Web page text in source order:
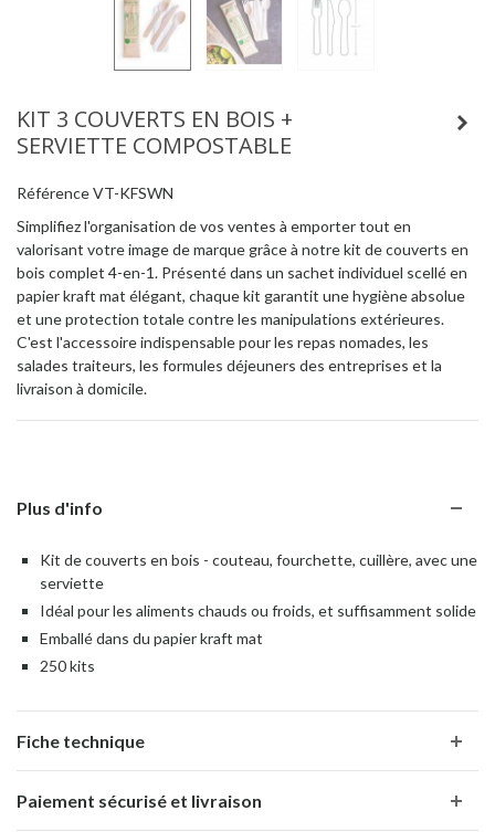
KIT 3 COUVERTS EN BOIS +
SERVIETTE COMPOSTABLE
RéférenceVT-KFSWN
Simplifiez l'organisation de vos ventes à emporter tout en
valorisant votre image de marque grâce à notre kit de couverts en
bois complet 4-en-1. Présenté dans un sachet individuel scellé en
papier kraft mat élégant, chaque kit garantit une hygiène absolue
et une protection totale contre les manipulations extérieures.
C'est l'accessoire indispensable pour les repas nomades, les
salades traiteurs, les formules déjeuners des entreprises et la
livraison à domicile.
Plus d'info
Kit de couverts en bois - couteau, fourchette, cuillère, avec une
serviette
Idéal pour les aliments chauds ou froids, et suffisamment solide
Emballé dans du papier kraft mat
250 kits
Fiche technique
Paiement sécurisé et livraison